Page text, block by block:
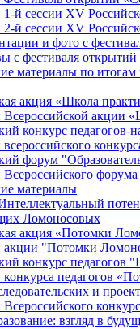
й сессии XV
й сессии XV
и фото с
с фестиваля
материалы по
акция «Школа
акции
конкурс педагогов-
форум
материалы
Ломоносовых
акция «Потомки
акции "Потомки
конкурс педагогов
педагогов
и
взгляд в